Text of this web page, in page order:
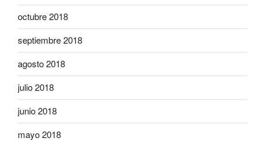
octubre 2018
septiembre 2018
agosto 2018
julio 2018
junio 2018
mayo 2018